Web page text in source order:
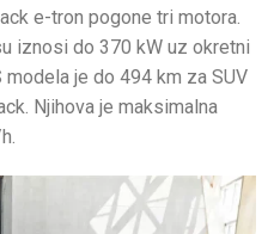
e-tron pogone tri motora.
iznosi do 370 kW uz okretni
je do 494 km za SUV
Njihova je maksimalna